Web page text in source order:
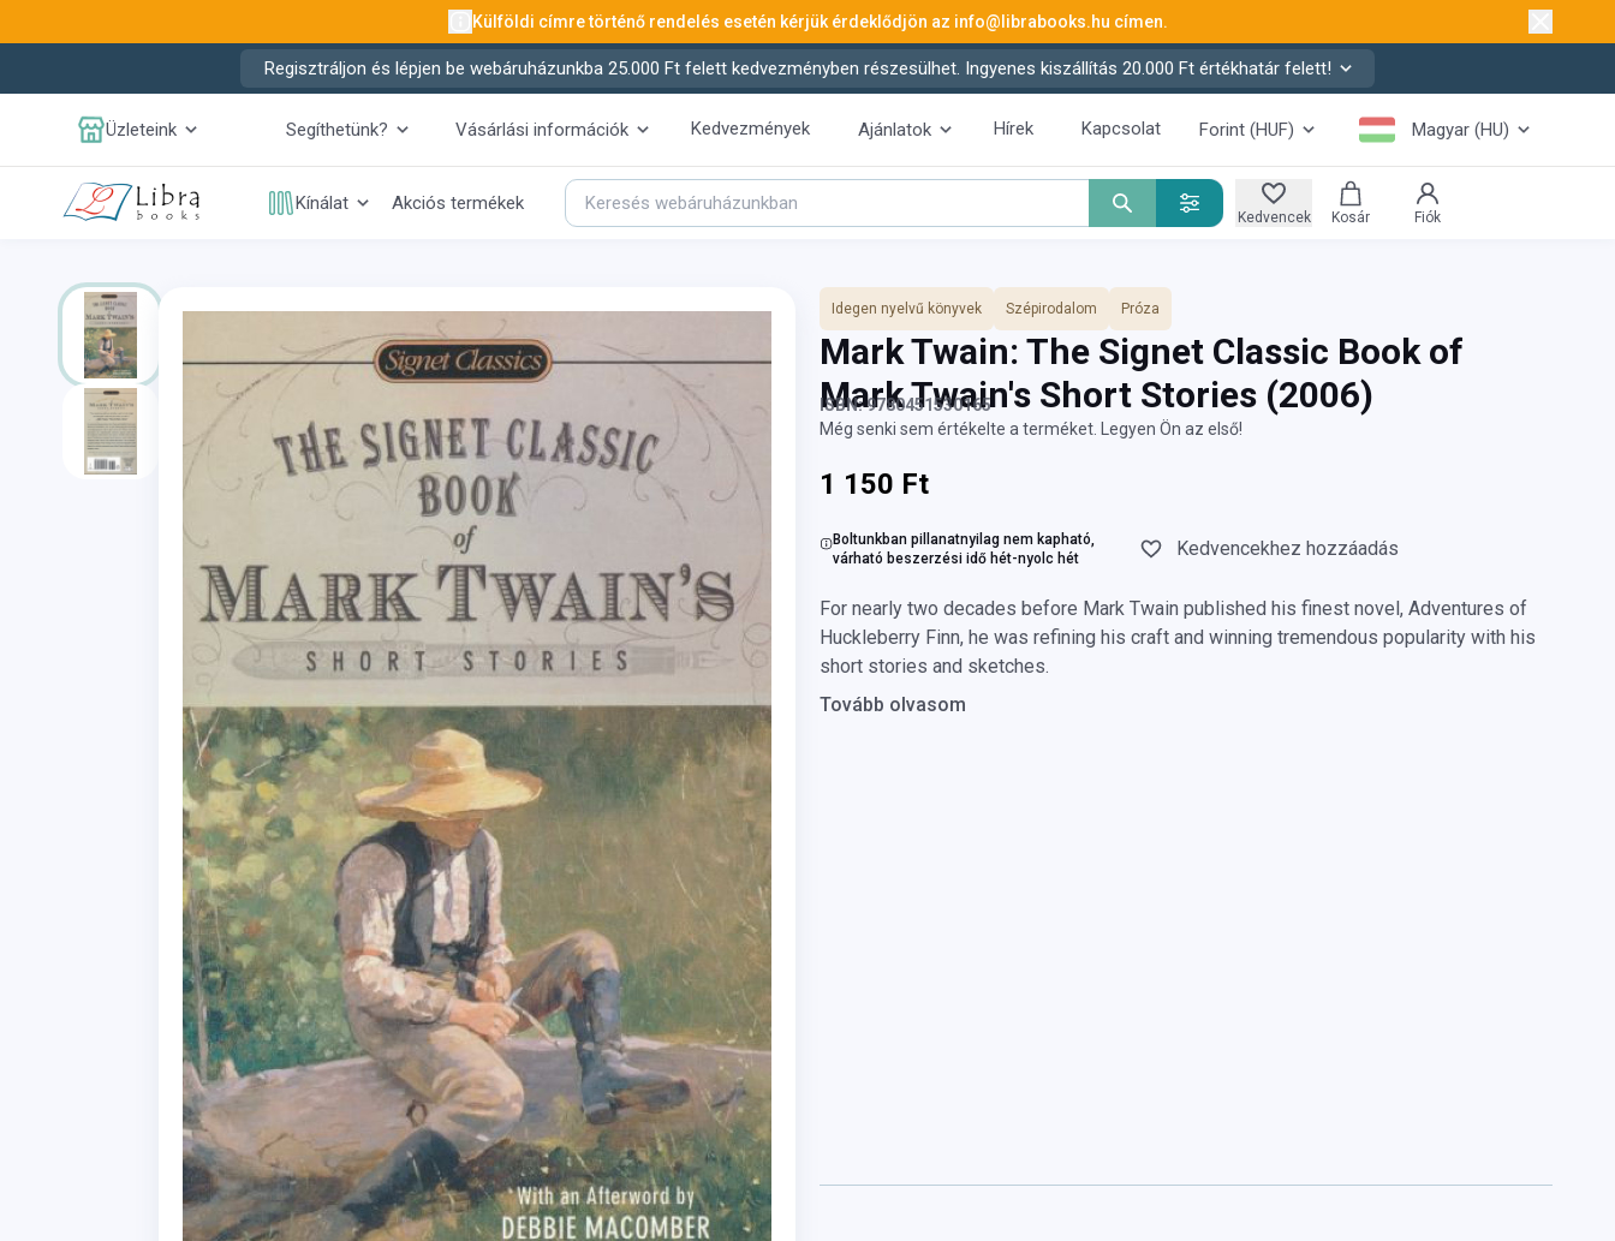
Külföldi címre történő rendelés esetén kérjük érdeklődjön az info@librabooks.hu címen.
Regisztráljon és lépjen be webáruházunkba 25.000 Ft felett kedvezményben részesülhet. Ingyenes kiszállítás 20.000 Ft értékhatár felett!
Üzleteink Segíthetünk? Vásárlási információk Kedvezmények Ajánlatok Hírek Kapcsolat Forint (HUF) Magyar (HU)
Kínálat Akciós termékek
Kedvencek Kosár Fiók
Idegen nyelvű könyvek Szépirodalom Próza
Mark Twain: The Signet Classic Book of
Mark Twain's Short Stories (2006)
ISBN: 9780451530165
Még senki sem értékelte a terméket. Legyen Ön az első!
1 150 Ft
Boltunkban pillanatnyilag nem kapható,
várható beszerzési idő hét-nyolc hét
Kedvencekhez hozzáadás
For nearly two decades before Mark Twain published his finest novel, Adventures of
Huckleberry Finn, he was refining his craft and winning tremendous popularity with his
short stories and sketches.
Tovább olvasom